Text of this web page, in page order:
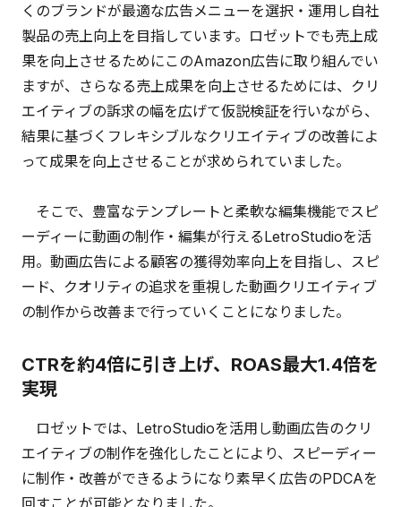
くのブランドが最適な広告メニューを選択・運用し自社
製品の売上向上を目指しています。ロゼットでも売上成
果を向上させるためにこのAmazon広告に取り組んでい
ますが、さらなる売上成果を向上させるためには、クリ
エイティブの訴求の幅を広げて仮説検証を行いながら、
結果に基づくフレキシブルなクリエイティブの改善によ
って成果を向上させることが求められていました。
そこで、豊富なテンプレートと柔軟な編集機能でスピ
ーディーに動画の制作・編集が行えるLetroStudioを活
用。動画広告による顧客の獲得効率向上を目指し、スピ
ード、クオリティの追求を重視した動画クリエイティブ
の制作から改善まで行っていくことになりました。
CTRを約4倍に引き上げ、ROAS最大1.4倍を
実現
ロゼットでは、LetroStudioを活用し動画広告のクリ
エイティブの制作を強化したことにより、スピーディー
に制作・改善ができるようになり素早く広告のPDCAを